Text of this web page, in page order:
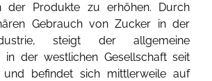
der Produkte zu erhöhen. Durch
Gebrauch von Zucker in der
steigt der allgemeine
in der westlichen Gesellschaft seit
und befindet sich mittlerweile auf